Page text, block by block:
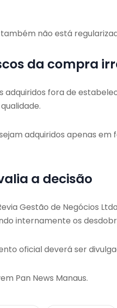
não está
da compra
adquiridos fora de
adquiridos apenas
a decisão
Gestão de Negócios
internamente os
oficial deverá ser
Pan News Manaus.